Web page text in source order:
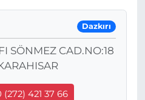
Dazkırı
SÖNMEZ CAD.NO:18
(272) 421 37 66